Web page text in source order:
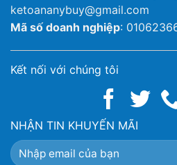
ketoananybuy@gmail.com
Mã số doanh nghiệp:
Kết nối với chúng tôi
NHẬN TIN KHUYẾN MÃI